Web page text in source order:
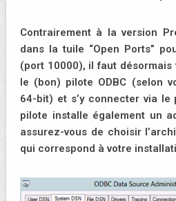
Contrairement à la version
dans la tuile “Open Ports”
(port 10000), il faut
le (bon) pilote ODBC (selon
64-bit) et s’y connecter via le
pilote installe également un
assurez-vous de choisir
qui correspond à votre